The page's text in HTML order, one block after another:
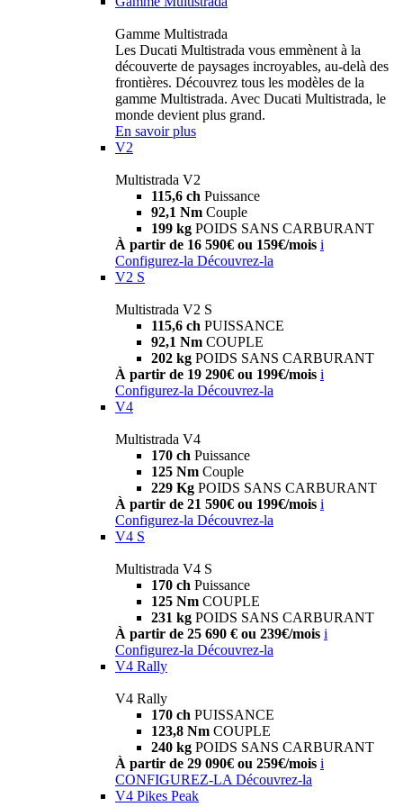
Gamme Multistrada
Les Ducati Multistrada vous emmènent à la
découverte de paysages incroyables, au-delà des
frontières. Découvrez tous les modèles de la
gamme Multistrada. Avec Ducati Multistrada, le
monde devient plus grand.
En savoir plus
V2
Multistrada V2
115,6 ch Puissance
92,1 Nm Couple
199 kg POIDS SANS CARBURANT
À partir de 16 590€ ou 159€/mois i
Configurez-la Découvrez-la
V2 S
Multistrada V2 S
115,6 ch PUISSANCE
92,1 Nm COUPLE
202 kg POIDS SANS CARBURANT
À partir de 19 290€ ou 199€/mois i
Configurez-la Découvrez-la
V4
Multistrada V4
170 ch Puissance
125 Nm Couple
229 Kg POIDS SANS CARBURANT
À partir de 21 590€ ou 199€/mois i
Configurez-la Découvrez-la
V4 S
Multistrada V4 S
170 ch Puissance
125 Nm COUPLE
231 kg POIDS SANS CARBURANT
À partir de 25 690 € ou 239€/mois i
Configurez-la Découvrez-la
V4 Rally
V4 Rally
170 ch PUISSANCE
123,8 Nm COUPLE
240 kg POIDS SANS CARBURANT
À partir de 29 090€ ou 259€/mois i
CONFIGUREZ-LA Découvrez-la
V4 Pikes Peak